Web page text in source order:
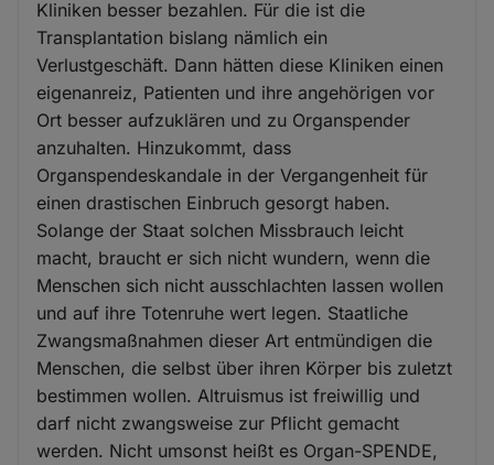
Kliniken besser bezahlen. Für die ist die
Transplantation bislang nämlich ein
Verlustgeschäft. Dann hätten diese Kliniken einen
eigenanreiz, Patienten und ihre angehörigen vor
Ort besser aufzuklären und zu Organspender
anzuhalten. Hinzukommt, dass
Organspendeskandale in der Vergangenheit für
einen drastischen Einbruch gesorgt haben.
Solange der Staat solchen Missbrauch leicht
macht, braucht er sich nicht wundern, wenn die
Menschen sich nicht ausschlachten lassen wollen
und auf ihre Totenruhe wert legen. Staatliche
Zwangsmaßnahmen dieser Art entmündigen die
Menschen, die selbst über ihren Körper bis zuletzt
bestimmen wollen. Altruismus ist freiwillig und
darf nicht zwangsweise zur Pflicht gemacht
werden. Nicht umsonst heißt es Organ-SPENDE,